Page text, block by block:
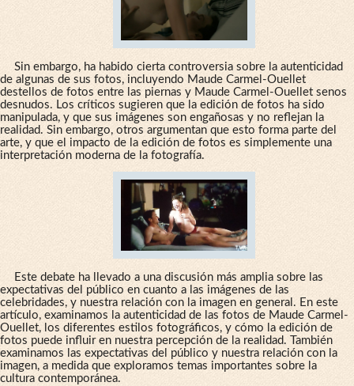
Sin embargo, ha habido cierta controversia sobre la autenticidad
de algunas de sus fotos, incluyendo Maude Carmel-Ouellet
destellos de fotos entre las piernas y Maude Carmel-Ouellet senos
desnudos. Los críticos sugieren que la edición de fotos ha sido
manipulada, y que sus imágenes son engañosas y no reflejan la
realidad. Sin embargo, otros argumentan que esto forma parte del
arte, y que el impacto de la edición de fotos es simplemente una
interpretación moderna de la fotografía.
Este debate ha llevado a una discusión más amplia sobre las
expectativas del público en cuanto a las imágenes de las
celebridades, y nuestra relación con la imagen en general. En este
artículo, examinamos la autenticidad de las fotos de Maude Carmel-
Ouellet, los diferentes estilos fotográficos, y cómo la edición de
fotos puede influir en nuestra percepción de la realidad. También
examinamos las expectativas del público y nuestra relación con la
imagen, a medida que exploramos temas importantes sobre la
cultura contemporánea.